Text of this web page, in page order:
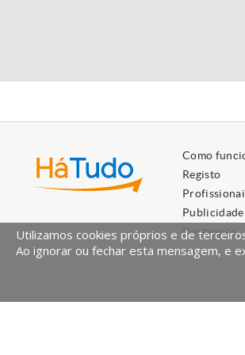
Como
Registo
Publicidade
Destaques
Utilizamos cookies próprios e de
Ao ignorar ou fechar esta mensagem, e